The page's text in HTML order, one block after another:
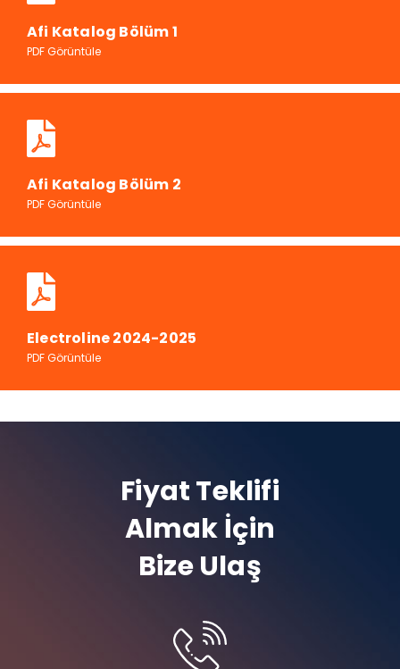
Afi Katalog Bölüm 1
PDF Görüntüle
Afi Katalog Bölüm 2
PDF Görüntüle
Electroline 2024-2025
PDF Görüntüle
Fiyat Teklifi
Almak İçin
Bize Ulaş